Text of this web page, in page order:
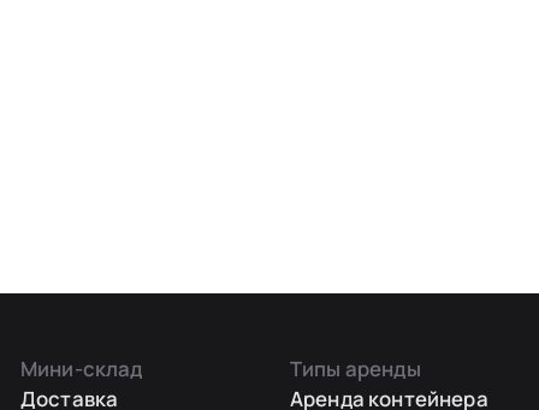
Мини-склад
Доставка
Типы аренды
Аренда контейнера